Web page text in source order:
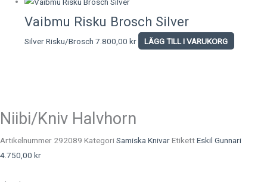
Vaibmu Risku Brosch Silver
Silver Risku/Brosch7.800,00kr LÄGG TILL I VARUKORG
Niibi/Kniv Halvhorn
Artikelnummer 292089 KategoriSamiska KnivarEtikettEskil Gunnari
4.750,00 kr